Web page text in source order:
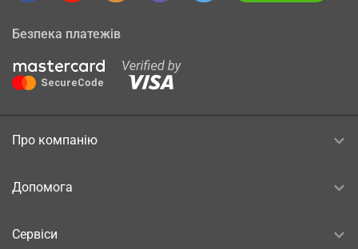
Безпека платежів
Про компанію
Допомога
Сервіси